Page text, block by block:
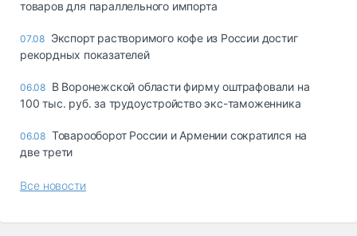
товаров для параллельного импорта
07.08 Экспорт растворимого кофе из России достиг
рекордных показателей
06.08 В Воронежской области фирму оштрафовали на
100 тыс. руб. за трудоустройство экс-таможенника
06.08 Товарооборот России и Армении сократился на
две трети
Все новости